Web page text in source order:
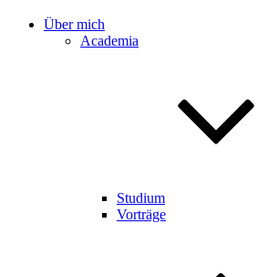
Über mich
Academia
Studium
Vorträge